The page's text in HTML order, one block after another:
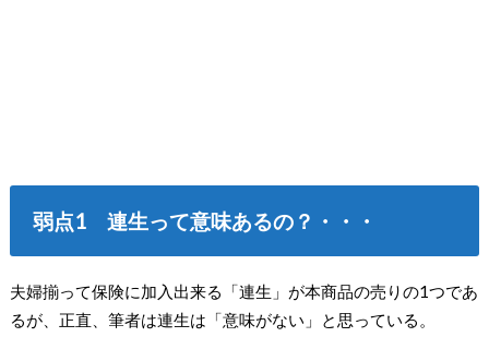
弱点1 連生って意味あるの？・・・
夫婦揃って保険に加入出来る「連生」が本商品の売りの1つであ
るが、正直、筆者は連生は「意味がない」と思っている。